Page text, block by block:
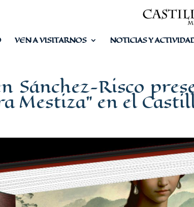
VEN A VISITARNOS NOTICIAS Y
Sánchez-Risco
Mestiza” en el